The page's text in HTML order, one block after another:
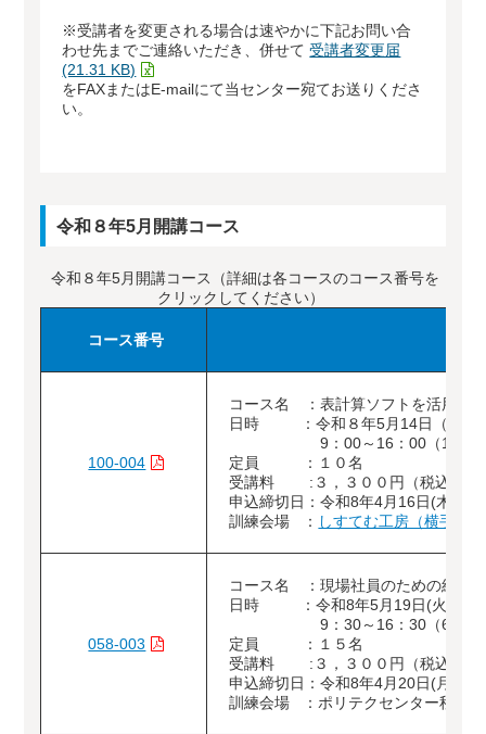
※受講者を変更される場合は速やかに下記お問い合
わせ先までご連絡いただき、併せて 受講者変更届
(21.31 KB)
をFAXまたはE-mailにて当センター宛てお送りくださ
い。
令和８年5月開講コース
令和８年5月開講コース
（詳細は各コースのコース番号を
クリックしてください）
コース番号
100-004
コース名 ：表計算ソフトを活用し
日時 ：令和８年5月14日（木）
9：00～16：00（12時間
定員 ：１０名
受講料 :３，３００円（税込）
申込締切日：令和8年4月16日(木)
訓練会場 ： しすてむ工房（横手市）
058-003
コース名 ：現場社員のための組織
日時 ：令和8年5月19日(火)
9：30～16：30（6時間
定員 ：１５名
受講料 :３，３００円（税込）
申込締切日：令和8年4月20日(月)
訓練会場 ：ポリテクセンター秋田